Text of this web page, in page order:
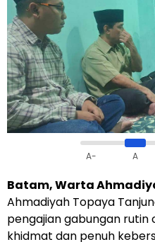
A- A
Batam, Warta
Ahmadiyah Topaya
pengajian gabungan
khidmat dan penuh